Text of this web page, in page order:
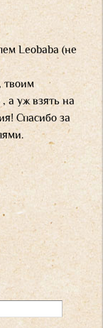
Leobaba (не
твоим
а уж взять на
Спасибо за